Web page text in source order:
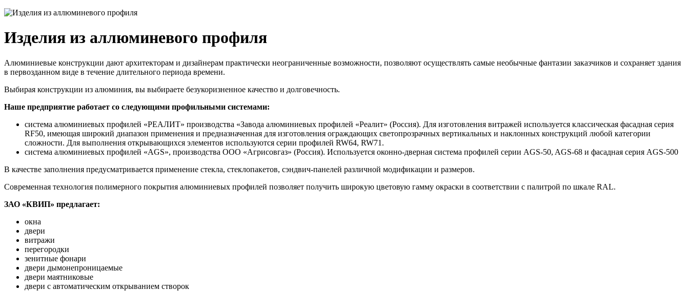
Изделия из аллюминевого профиля
Алюминиевые конструкции дают архитекторам и дизайнерам практически неограниченные возможности, позволяют осуществлять самые необычные фантазии заказчиков и сохраняет здания
в первозданном виде в течение длительного периода времени.
Выбирая конструкции из алюминия, вы выбираете безукоризненное качество и долговечность.
Наше предприятие работает со следующими профильными системами:
система алюминиевых профилей «РЕАЛИТ» производства «Завода алюминиевых профилей «Реалит» (Россия). Для изготовления витражей используется классическая фасадная серия
RF50, имеющая широкий диапазон применения и предназначенная для изготовления ограждающих светопрозрачных вертикальных и наклонных конструкций любой категории
сложности. Для выполнения открывающихся элементов используются серии профилей RW64, RW71.
система алюминиевых профилей «AGS», производства ООО «Агрисовгаз» (Россия). Используется оконно-дверная система профилей серии AGS-50, AGS-68 и фасадная серия AGS-500
В качестве заполнения предусматривается применение стекла, стеклопакетов, сэндвич-панелей различной модификации и размеров.
Современная технология полимерного покрытия алюминиевых профилей позволяет получить широкую цветовую гамму окраски в соответствии с палитрой по шкале RAL.
ЗАО «КВИП» предлагает:
окна
двери
витражи
перегородки
зенитные фонари
двери дымонепроницаемые
двери маятниковые
двери с автоматическим открыванием створок